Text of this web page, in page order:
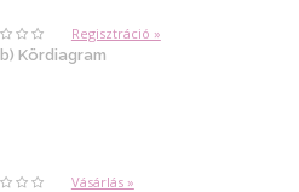
Regisztráció »
b) Kördiagram
Vásárlás »